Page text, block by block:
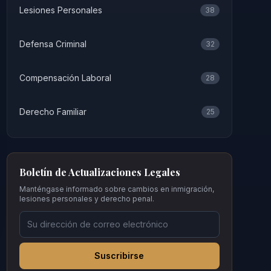
Lesiones Personales 38
Defensa Criminal 32
Compensación Laboral 28
Derecho Familiar 25
Boletín de Actualizaciones Legales
Manténgase informado sobre cambios en inmigración,
lesiones personales y derecho penal.
Suscribirse